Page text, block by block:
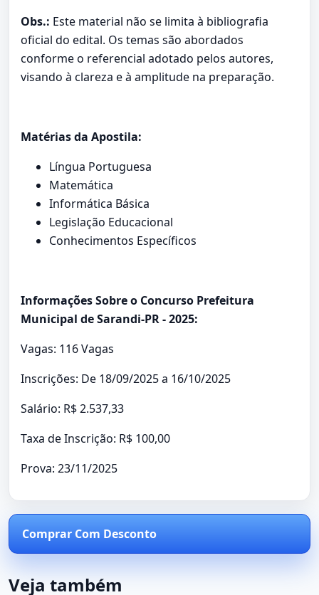
Obs.: Este material não se limita à bibliografia
oficial do edital. Os temas são abordados
conforme o referencial adotado pelos autores,
visando à clareza e à amplitude na preparação.
Matérias da Apostila:
Língua Portuguesa
Matemática
Informática Básica
Legislação Educacional
Conhecimentos Específicos
Informações Sobre o Concurso Prefeitura
Municipal de Sarandi-PR - 2025:
Vagas: 116 Vagas
Inscrições: De 18/09/2025 a 16/10/2025
Salário: R$ 2.537,33
Taxa de Inscrição: R$ 100,00
Prova: 23/11/2025
Comprar Com Desconto
Veja também